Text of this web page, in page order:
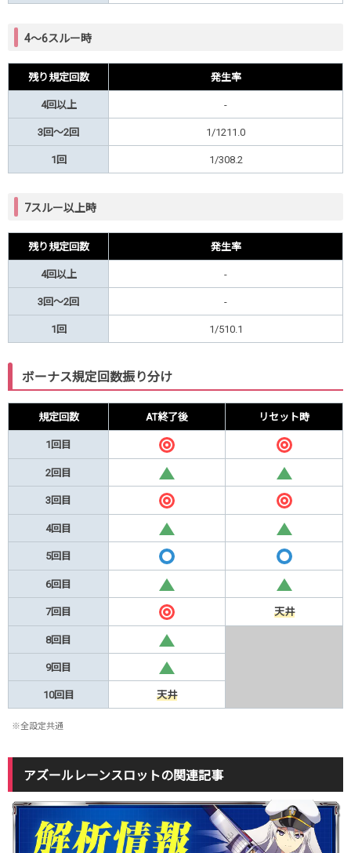
4～6スルー時
残り規定回数 発生率
4回以上 -
3回～2回 1/1211.0
1回 1/308.2
7スルー以上時
残り規定回数 発生率
4回以上 -
3回～2回 -
1回 1/510.1
ボーナス規定回数振り分け
規定回数 AT終了後 リセット時
1回目
2回目
3回目
4回目
5回目
6回目
7回目 天井
8回目
9回目
10回目 天井
※全設定共通
アズールレーンスロットの関連記事